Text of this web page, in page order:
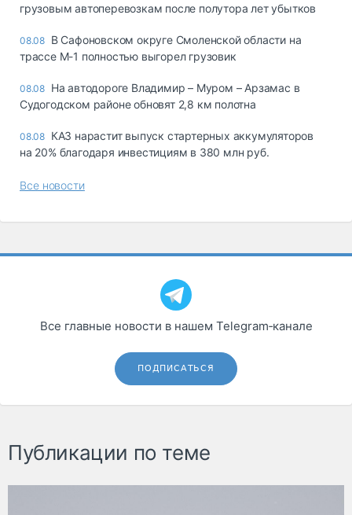
грузовым автоперевозкам после полутора лет убытков
08.08 В Сафоновском округе Смоленской области на
трассе М-1 полностью выгорел грузовик
08.08 На автодороге Владимир – Муром – Арзамас в
Судогодском районе обновят 2,8 км полотна
08.08 КАЗ нарастит выпуск стартерных аккумуляторов
на 20% благодаря инвестициям в 380 млн руб.
Все новости
Все главные новости в нашем Telegram‑канале
ПОДПИСАТЬСЯ
Публикации по теме